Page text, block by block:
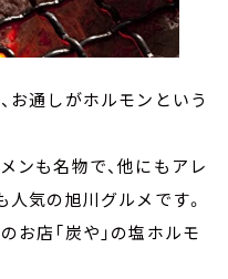
お通しがホルモンという
ンも名物で、他にもアレ
人気の旭川グルメです。
お店「炭や」の塩ホルモ